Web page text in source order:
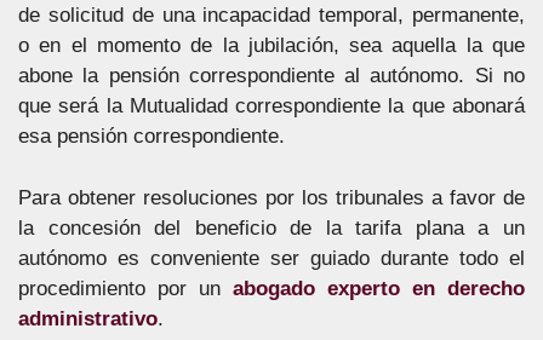
de solicitud de una incapacidad temporal, permanente,
o en el momento de la jubilación, sea aquella la que
abone la pensión correspondiente al autónomo. Si no
que será la Mutualidad correspondiente la que abonará
esa pensión correspondiente.
Para obtener resoluciones por los tribunales a favor de
la concesión del beneficio de la tarifa plana a un
autónomo es conveniente ser guiado durante todo el
procedimiento por un abogado experto en derecho
administrativo.